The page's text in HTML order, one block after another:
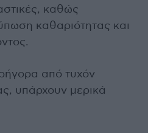
καθώς
καθαριότητας και
από τυχόν
υπάρχουν μερικά